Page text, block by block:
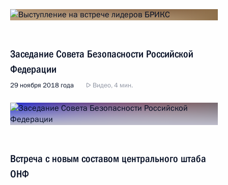
Заседание Совета Безопасности Российской
Федерации
29 ноября 2018 года Видео, 4 мин.
Встреча с новым составом центрального штаба
ОНФ